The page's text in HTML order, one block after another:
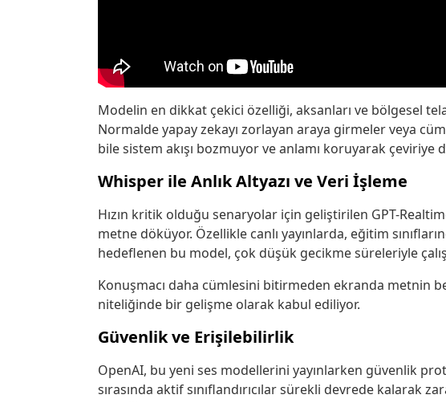
Modelin en dikkat çekici özelliği, aksanları ve bölgesel
Normalde yapay zekayı zorlayan araya girmeler veya
bile sistem akışı bozmuyor ve anlamı koruyarak çeviriye
Whisper ile Anlık Altyazı ve Veri İşleme
Hızın kritik olduğu senaryolar için geliştirilen GPT-
metne döküyor. Özellikle canlı yayınlarda, eğitim
hedeflenen bu model, çok düşük gecikme süreleriyle
Konuşmacı daha cümlesini bitirmeden ekranda metnin
niteliğinde bir gelişme olarak kabul ediliyor.
Güvenlik ve Erişilebilirlik
OpenAI, bu yeni ses modellerini yayınlarken güvenlik
sırasında aktif sınıflandırıcılar sürekli devrede kalarak